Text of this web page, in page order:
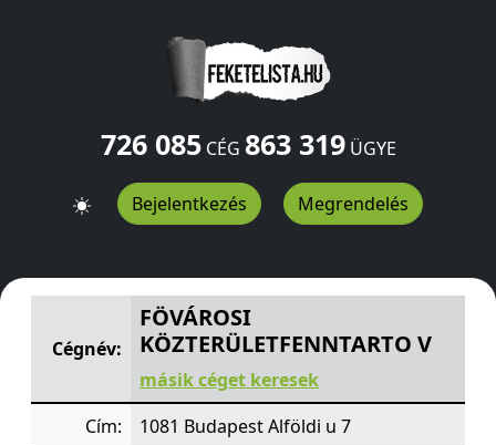
726 085CÉG 863 319ÜGYE
Bejelentkezés Megrendelés
FÖVÁROSI KÖZTERÜLETFENNTARTO V
Cégnév:
FÖVÁROSI
KÖZTERÜLETFENNTARTO V
másik céget keresek
Cím:
1081 Budapest Alföldi u 7